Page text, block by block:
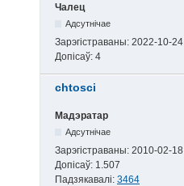
Чалец
Адсутнічае
Зарэгістраваны: 2022-10-24
Допісаў: 4
chtosci
Мадэратар
Адсутнічае
Зарэгістраваны: 2010-02-18
Допісаў: 1.507
Падзякавалі: 3464